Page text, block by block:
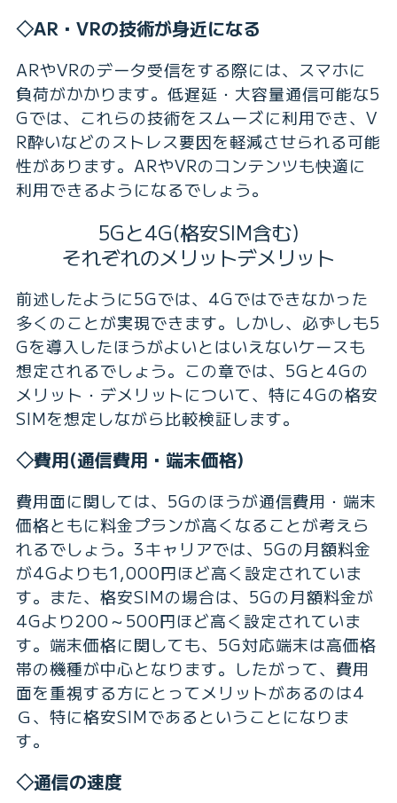
◇AR・VRの技術が身近になる
ARやVRのデータ受信をする際には、スマホに
負荷がかかります。低遅延・大容量通信可能な5
Gでは、これらの技術をスムーズに利用でき、V
R酔いなどのストレス要因を軽減させられる可能
性があります。ARやVRのコンテンツも快適に
利用できるようになるでしょう。
5Gと4G(格安SIM含む)
それぞれのメリットデメリット
前述したように5Gでは、4Gではできなかった
多くのことが実現できます。しかし、必ずしも5
Gを導入したほうがよいとはいえないケースも
想定されるでしょう。この章では、5Gと4Gの
メリット・デメリットについて、特に4Gの格安
SIMを想定しながら比較検証します。
◇費用(通信費用・端末価格)
費用面に関しては、5Gのほうが通信費用・端末
価格ともに料金プランが高くなることが考えら
れるでしょう。3キャリアでは、5Gの月額料金
が4Gよりも1,000円ほど高く設定されていま
す。また、格安SIMの場合は、5Gの月額料金が
4Gより200～500円ほど高く設定されていま
す。端末価格に関しても、5G対応端末は高価格
帯の機種が中心となります。したがって、費用
面を重視する方にとってメリットがあるのは4
Ｇ、特に格安SIMであるということになりま
す。
◇通信の速度